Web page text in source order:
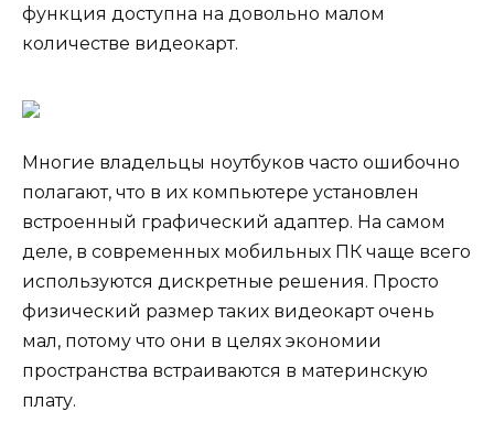
функция доступна на довольно малом
количестве видеокарт.
Многие владельцы ноутбуков часто ошибочно
полагают, что в их компьютере установлен
встроенный графический адаптер. На самом
деле, в современных мобильных ПК чаще всего
используются дискретные решения. Просто
физический размер таких видеокарт очень
мал, потому что они в целях экономии
пространства встраиваются в материнскую
плату.